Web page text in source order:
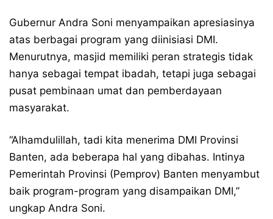
Gubernur Andra Soni menyampaikan apresiasinya
atas berbagai program yang diinisiasi DMI.
Menurutnya, masjid memiliki peran strategis tidak
hanya sebagai tempat ibadah, tetapi juga sebagai
pusat pembinaan umat dan pemberdayaan
masyarakat.
“Alhamdulillah, tadi kita menerima DMI Provinsi
Banten, ada beberapa hal yang dibahas. Intinya
Pemerintah Provinsi (Pemprov) Banten menyambut
baik program-program yang disampaikan DMI,”
ungkap Andra Soni.